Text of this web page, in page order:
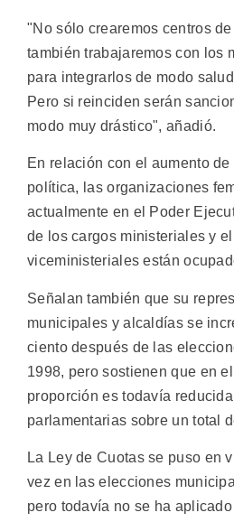
"No sólo crearemos centros
también trabajaremos con los
para integrarlos de modo
Pero si reinciden serán
modo muy drástico", añadió.
En relación con el aumento
política, las organizaciones
actualmente en el Poder
de los cargos ministeriales y
viceministeriales están
Señalan también que su
municipales y alcaldías se
ciento después de las
1998, pero sostienen que en
proporción es todavía
parlamentarias sobre un total
La Ley de Cuotas se puso en
vez en las elecciones
pero todavía no se ha